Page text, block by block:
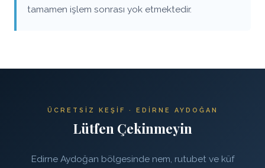
tamamen işlem sonrası yok etmektedir.
ÜCRETSIZ KEŞIF · EDIRNE AYDOĞAN
Lütfen Çekinmeyin
Edirne Aydoğan bölgesinde nem, rutubet ve küf